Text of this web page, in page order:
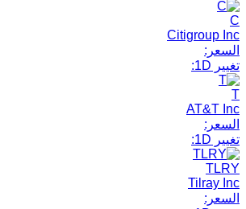
C
Citigroup Inc
السعر:
تغيير 1D:
T
AT&T Inc
السعر:
تغيير 1D:
TLRY
Tilray Inc
السعر: